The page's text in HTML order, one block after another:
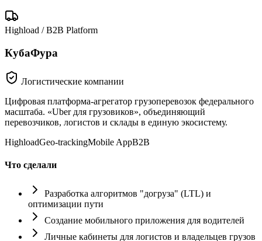
Highload / B2B Platform
КубаФура
Логистические компании
Цифровая платформа-агрегатор грузоперевозок федерального
масштаба. «Uber для грузовиков», объединяющий
перевозчиков, логистов и склады в единую экосистему.
HighloadGeo-trackingMobile AppB2B
Что сделали
Разработка алгоритмов "догруза" (LTL) и
оптимизации пути
Создание мобильного приложения для водителей
Личные кабинеты для логистов и владельцев грузов